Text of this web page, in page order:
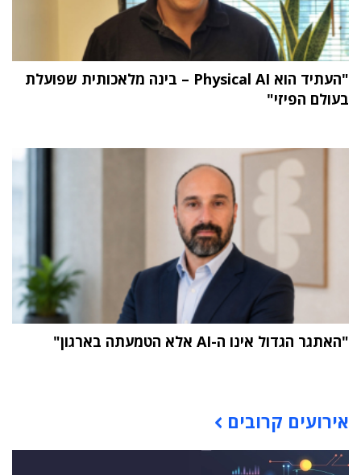
"העתיד הוא Physical AI – בינה מלאכותית שפועלת
בעולם הפיזי"
"האתגר הגדול אינו ה-AI אלא הטמעתה בארגון"
אירועים קרובים